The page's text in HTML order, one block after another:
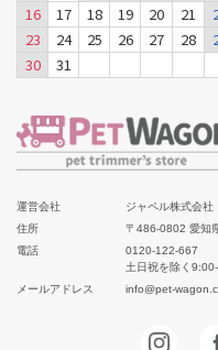
16
17 18 19 20 21
23
24 25 26 27 28
30
31
運営会社
ジャペル株式会社
住所
〒486-0802 愛知
電話
0120-122-667
土日祝を除く
メールアドレス
info@pet-